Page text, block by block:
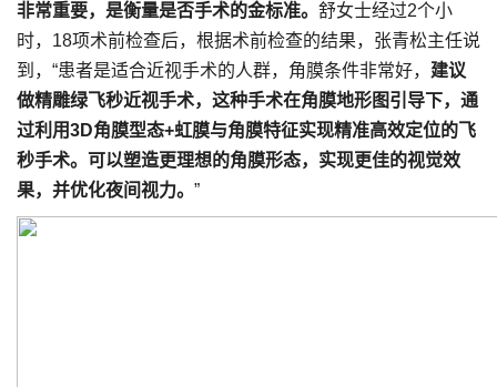
非常重要，是衡量是否手术的金标准。 舒女士经过2个小
时，18项术前检查后，根据术前检查的结果，张青松主任说
到，“患者是适合近视手术的人群，角膜条件非常好， 建议
做精雕绿飞秒近视手术，这种手术在角膜地形图引导下，通
过利用3D角膜型态+虹膜与角膜特征实现精准高效定位的飞
秒手术。可以塑造更理想的角膜形态，实现更佳的视觉效
果，并优化夜间视力。 ”